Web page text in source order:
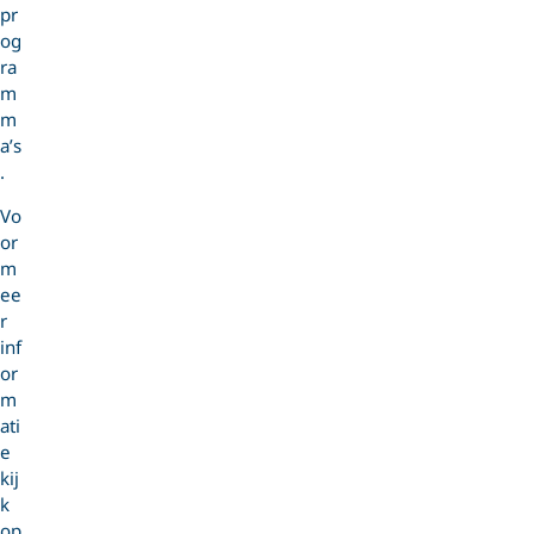
pr
og
ra
m
m
a’s
.
Vo
or
m
ee
r
inf
or
m
ati
e
kij
k